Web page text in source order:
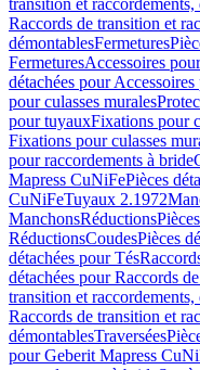
transition et raccordements,
Raccords de transition et
démontablesFermetures
FermeturesAccessoires
détachées pour
pour culasses murales
pour tuyauxFixations pour
Fixations pour culasses
pour raccordements à bride
Mapress CuNiFePièces
CuNiFeTuyaux 2.1972
ManchonsRéductions
RéductionsCoudesPièces
détachées pour Tés
détachées pour Raccords
transition et raccordements,
Raccords de transition et
démontablesTraversées
pour Geberit Mapress